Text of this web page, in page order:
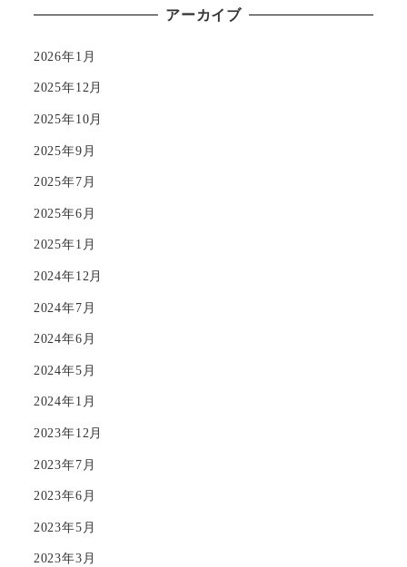
アーカイブ
2026年1月
2025年12月
2025年10月
2025年9月
2025年7月
2025年6月
2025年1月
2024年12月
2024年7月
2024年6月
2024年5月
2024年1月
2023年12月
2023年7月
2023年6月
2023年5月
2023年3月